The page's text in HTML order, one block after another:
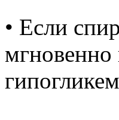
• Если
мгновенно